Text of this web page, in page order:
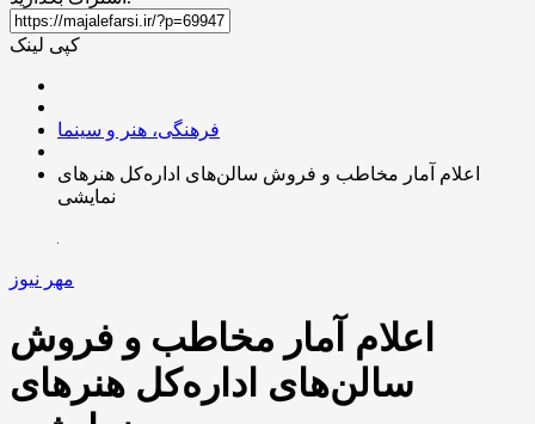
کپی لینک
فرهنگی، هنر و سینما
اعلام آمار مخاطب و فروش سالن‌های اداره‌کل‌ هنرهای‌
نمایشی
مهر نیوز
اعلام آمار مخاطب و فروش
سالن‌های اداره‌کل‌ هنرهای‌